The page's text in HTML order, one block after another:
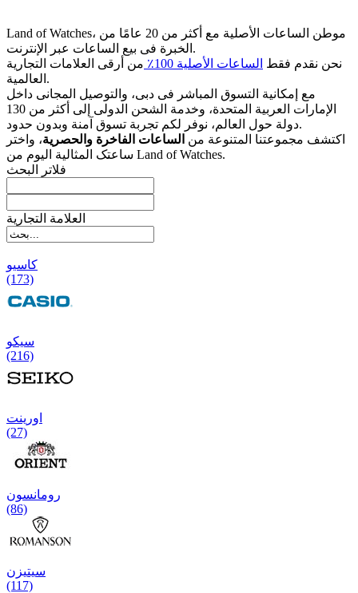
Land of Watches، موطن الساعات الأصلیة مع أکثر من 20 عامًا من
الخبرة فی بیع الساعات عبر الإنترنت.
نحن نقدم فقط الساعات الأصلیة 100٪
من أرقى العلامات التجاریة
العالمیة.
مع إمکانیة التسوق المباشر فی دبی، والتوصیل المجانی داخل
الإمارات العربیة المتحدة، وخدمة الشحن الدولی إلى أکثر من 130
دولة حول العالم، نوفر لکم تجربة تسوق آمنة وبدون حدود.
اکتشف مجموعتنا المتنوعة من الساعات الفاخرة والحصریة، واختر
ساعتک المثالیة الیوم من Land of Watches.
فلاتر البحث
العلامة التجارية
کاسیو
(173)
سیکو
(216)
اورینت
(27)
رومانسون
(86)
سیتیزن
(117)